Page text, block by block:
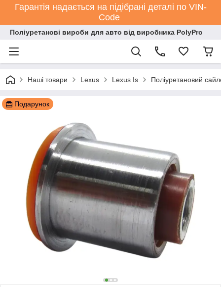
Гарантія надається на підібрані деталі по VIN-
Code
Поліуретанові вироби для авто від виробника PolyPro
Наші товари Lexus Lexus Is Поліуретановий
Подарунок